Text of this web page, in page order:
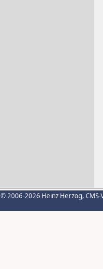
© 2006-2026 Heinz Herzog,